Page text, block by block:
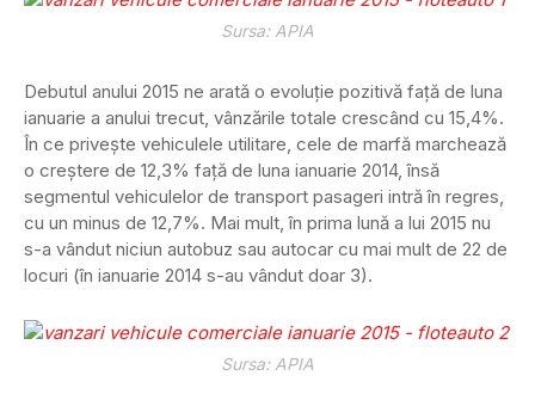
Sursa: APIA
Debutul anului 2015 ne arată o evoluție pozitivă față de luna
ianuarie a anului trecut, vânzările totale crescând cu 15,4%.
În ce privește vehiculele utilitare, cele de marfă marchează
o creștere de 12,3% față de luna ianuarie 2014, însă
segmentul vehiculelor de transport pasageri intră în regres,
cu un minus de 12,7%. Mai mult, în prima lună a lui 2015 nu
s-a vândut niciun autobuz sau autocar cu mai mult de 22 de
locuri (în ianuarie 2014 s-au vândut doar 3).
Sursa: APIA